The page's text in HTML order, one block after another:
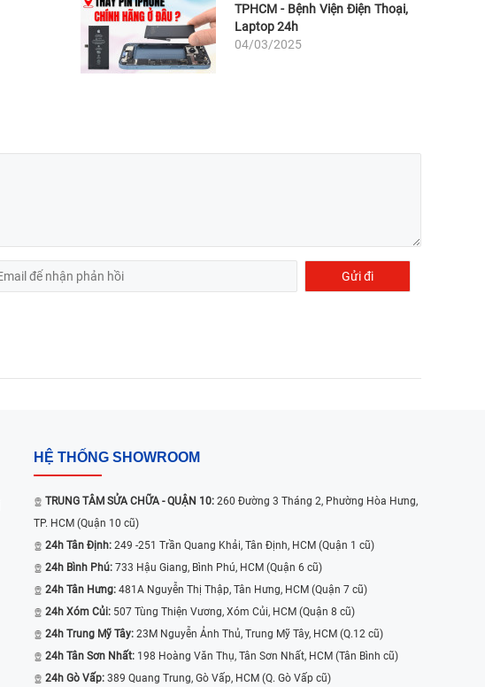
TPHCM - Bệnh Viện Điện Thoại,
Laptop 24h
04/03/2025
HỆ THỐNG SHOWROOM
TRUNG TÂM SỬA CHỮA - QUẬN 10: 260 Đường 3 Tháng 2, Phường Hòa Hưng,
TP. HCM (Quận 10 cũ)
24h Tân Định: 249 -251 Trần Quang Khải, Tân Định, HCM (Quận 1 cũ)
24h Bình Phú: 733 Hậu Giang, Bình Phú, HCM (Quận 6 cũ)
24h Tân Hưng: 481A Nguyễn Thị Thập, Tân Hưng, HCM (Quận 7 cũ)
24h Xóm Củi: 507 Tùng Thiện Vương, Xóm Củi, HCM (Quận 8 cũ)
24h Trung Mỹ Tây: 23M Nguyễn Ảnh Thủ, Trung Mỹ Tây, HCM (Q.12 cũ)
24h Tân Sơn Nhất: 198 Hoàng Văn Thụ, Tân Sơn Nhất, HCM (Tân Bình cũ)
24h Gò Vấp: 389 Quang Trung, Gò Vấp, HCM (Q. Gò Vấp cũ)